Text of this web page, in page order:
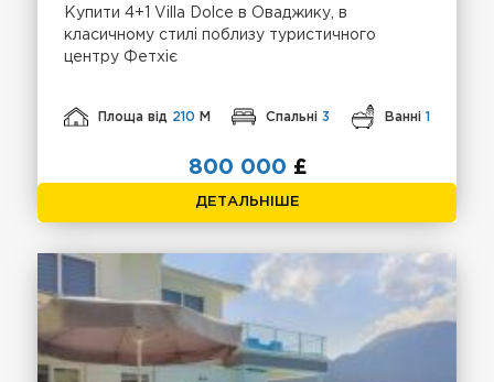
Купити 4+1 Villa Dolce в Оваджику, в
класичному стилі поблизу туристичного
центру Фетхіє
Площа від 210 М Спальні 3 Ванні 1
800 000 £
ДЕТАЛЬНІШЕ